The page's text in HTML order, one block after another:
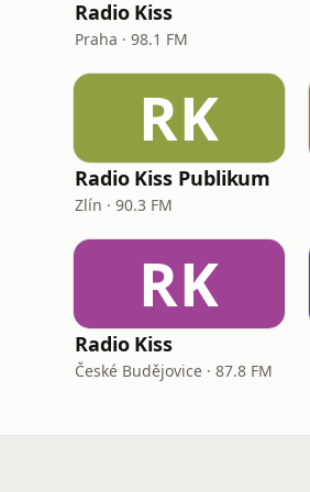
Radio Kiss
Praha · 98.1 FM
RK
Radio Kiss Publikum
Zlín · 90.3 FM
RK
Radio Kiss
České Budějovice · 87.8 FM